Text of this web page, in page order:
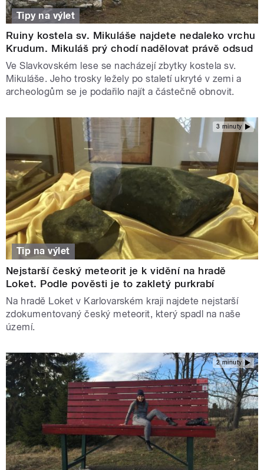
Tipy na výlet
Ruiny kostela sv. Mikuláše najdete nedaleko vrchu
Krudum. Mikuláš prý chodí nadělovat právě odsud
Ve Slavkovském lese se nacházejí zbytky kostela sv.
Mikuláše. Jeho trosky ležely po staletí ukryté v zemi a
archeologům se je podařilo najít a částečně obnovit.
3 minuty
Tip na výlet
Nejstarší český meteorit je k vidění na hradě
Loket. Podle pověsti je to zakletý purkrabí
Na hradě Loket v Karlovarském kraji najdete nejstarší
zdokumentovaný český meteorit, který spadl na naše
území.
2 minuty